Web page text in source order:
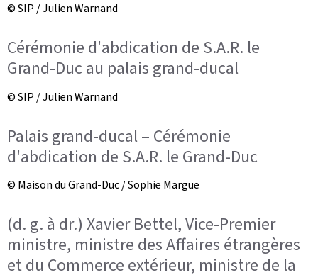
© SIP / Julien Warnand
Cérémonie d'abdication de S.A.R. le
Grand-Duc au palais grand-ducal
© SIP / Julien Warnand
Palais grand-ducal – Cérémonie
d'abdication de S.A.R. le Grand-Duc
© Maison du Grand-Duc / Sophie Margue
(d. g. à dr.) Xavier Bettel, Vice-Premier
ministre, ministre des Affaires étrangères
et du Commerce extérieur, ministre de la